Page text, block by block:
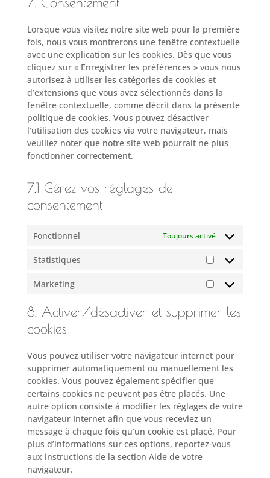
Lorsque vous visitez notre site web pour la première
fois, nous vous montrerons une fenêtre contextuelle
avec une explication sur les cookies. Dès que vous
cliquez sur « Enregistrer les préférences » vous nous
autorisez à utiliser les catégories de cookies et
d’extensions que vous avez sélectionnés dans la
fenêtre contextuelle, comme décrit dans la présente
politique de cookies. Vous pouvez désactiver
l’utilisation des cookies via votre navigateur, mais
veuillez noter que notre site web pourrait ne plus
fonctionner correctement.
7.1 Gérez vos réglages de
consentement
Fonctionnel Toujours activé
Statistiques
Statistiques
Marketing
Marketing
8. Activer/désactiver et supprimer les
cookies
Vous pouvez utiliser votre navigateur internet pour
supprimer automatiquement ou manuellement les
cookies. Vous pouvez également spécifier que
certains cookies ne peuvent pas être placés. Une
autre option consiste à modifier les réglages de votre
navigateur Internet afin que vous receviez un
message à chaque fois qu’un cookie est placé. Pour
plus d’informations sur ces options, reportez-vous
aux instructions de la section Aide de votre
navigateur.